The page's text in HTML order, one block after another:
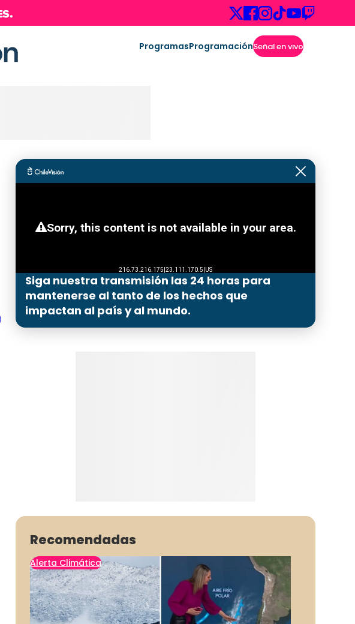
ProgramasProgramaciónSeñal en vivo
Siga nuestra transmisión las 24 horas para
mantenerse al tanto de los hechos que
impactan al país y al mundo.
Recomendadas
Alerta Climática